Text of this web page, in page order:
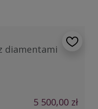
diamentami
5 500,00 zł